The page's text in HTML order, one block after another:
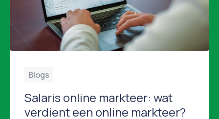
Blogs
Salaris online markteer: wat
verdient een online markteer?